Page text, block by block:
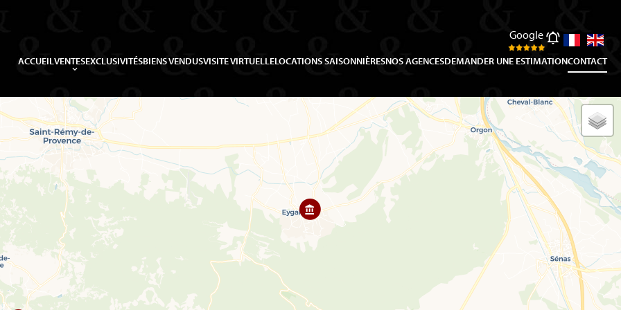
Google
ACCUEILVENTESEXCLUSIVITÉSBIENS VENDUSVISITE VIRTUELLELOCATIONS SAISONNIÈRESNOS AGENCESDEMANDER UNE ESTIMATIONCONTACT